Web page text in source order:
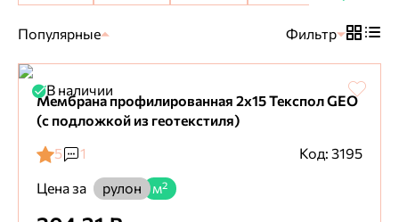
Популярные Фильтр
В наличии
Мембрана профилированная 2х15 Текспол GEO
(с подложкой из геотекстиля)
5
1
Код: 3195
Цена за
рулон м²